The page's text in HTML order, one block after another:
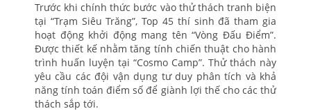
Trước khi chính thức bước vào thử thách tranh biện
tại “Trạm Siêu Trăng”, Top 45 thí sinh đã tham gia
hoạt động khởi động mang tên “Vòng Đấu Điểm”.
Được thiết kế nhằm tăng tính chiến thuật cho hành
trình huấn luyện tại “Cosmo Camp”. Thử thách này
yêu cầu các đội vận dụng tư duy phân tích và khả
năng tính toán điểm số để giành lợi thế cho các thử
thách sắp tới.